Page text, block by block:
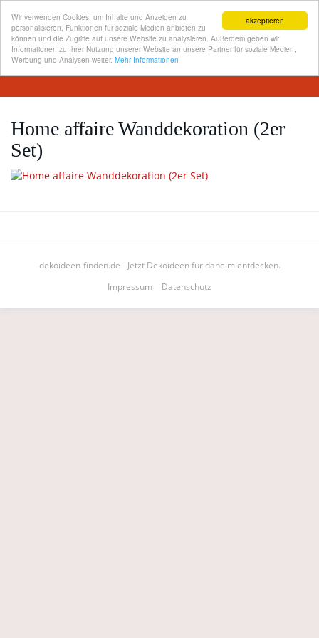
akzeptieren
Wir verwenden Cookies, um Inhalte und Anzeigen zu
personalisieren, Funktionen für soziale Medien anbieten zu
können und die Zugriffe auf unsere Website zu analysieren. Außerdem geben wir
Informationen zu Ihrer Nutzung unserer Website an unsere Partner für soziale Medien,
Werbung und Analysen weiter. Mehr Informationen
Skip
content
Home affaire Wanddekoration (2er
Set)
dekoideen-finden.de - Jetzt Dekoideen für daheim entdecken.
Impressum
Datenschutz